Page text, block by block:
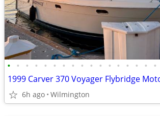
• • • • • • • • • • • • • • • • •
6h ago Wilmington